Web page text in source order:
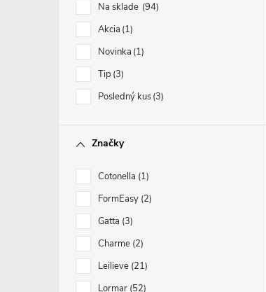
Na sklade 94
Akcia 1
Novinka 1
Tip 3
Posledný kus 3
Značky
Cotonella 1
FormEasy 2
Gatta 3
Charme 2
Leilieve 21
Lormar 52